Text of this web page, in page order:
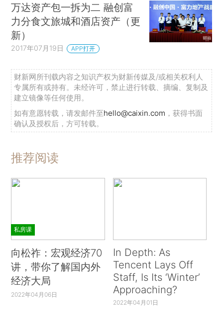
万达资产包一拆为二 融创富
力分食文旅城和酒店资产（更
新）
2017年07月19日 APP打开
财新网所刊载内容之知识产权为财新传媒及/或相关权利人
专属所有或持有。未经许可，禁止进行转载、摘编、复制及
建立镜像等任何使用。
如有意愿转载，请发邮件至hello@caixin.com ，获得书面
确认及授权后，方可转载。
推荐阅读
私房课
向松祚：宏观经济70
讲，带你了解国内外
经济大局
2022年04月06日
In Depth: As
Tencent Lays Off
Staff, Is Its ‘Winter’
Approaching?
2022年04月01日